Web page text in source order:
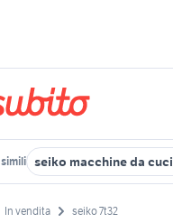
simili seiko macchine da
In vendita seiko 7t32